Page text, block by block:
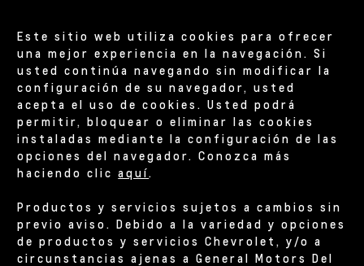
Este sitio web utiliza cookies para ofrecer
una mejor experiencia en la navegación. Si
usted continúa navegando sin modificar la
configuración de su navegador, usted
acepta el uso de cookies. Usted podrá
permitir, bloquear o eliminar las cookies
instaladas mediante la configuración de las
opciones del navegador. Conozca más
haciendo clicaquí.
Productos y servicios sujetos a cambios sin
previo aviso. Debido a la variedad y opciones
de productos y servicios Chevrolet, y/o a
circunstancias ajenas a General Motors Del